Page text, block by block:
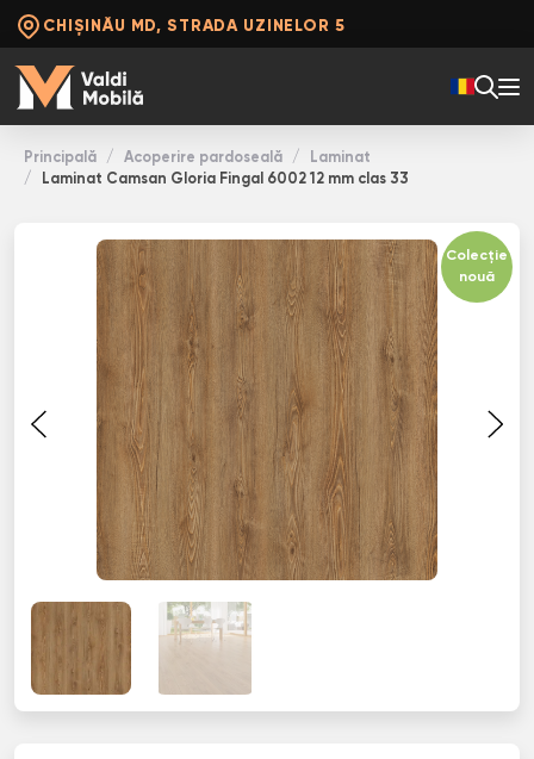
CHIȘINĂU MD, STRADA UZINELOR 5
Principală Acoperire pardoseală
Laminat
Laminat Camsan Gloria Fingal 6002 12 mm clas 33
Colecție
nouă